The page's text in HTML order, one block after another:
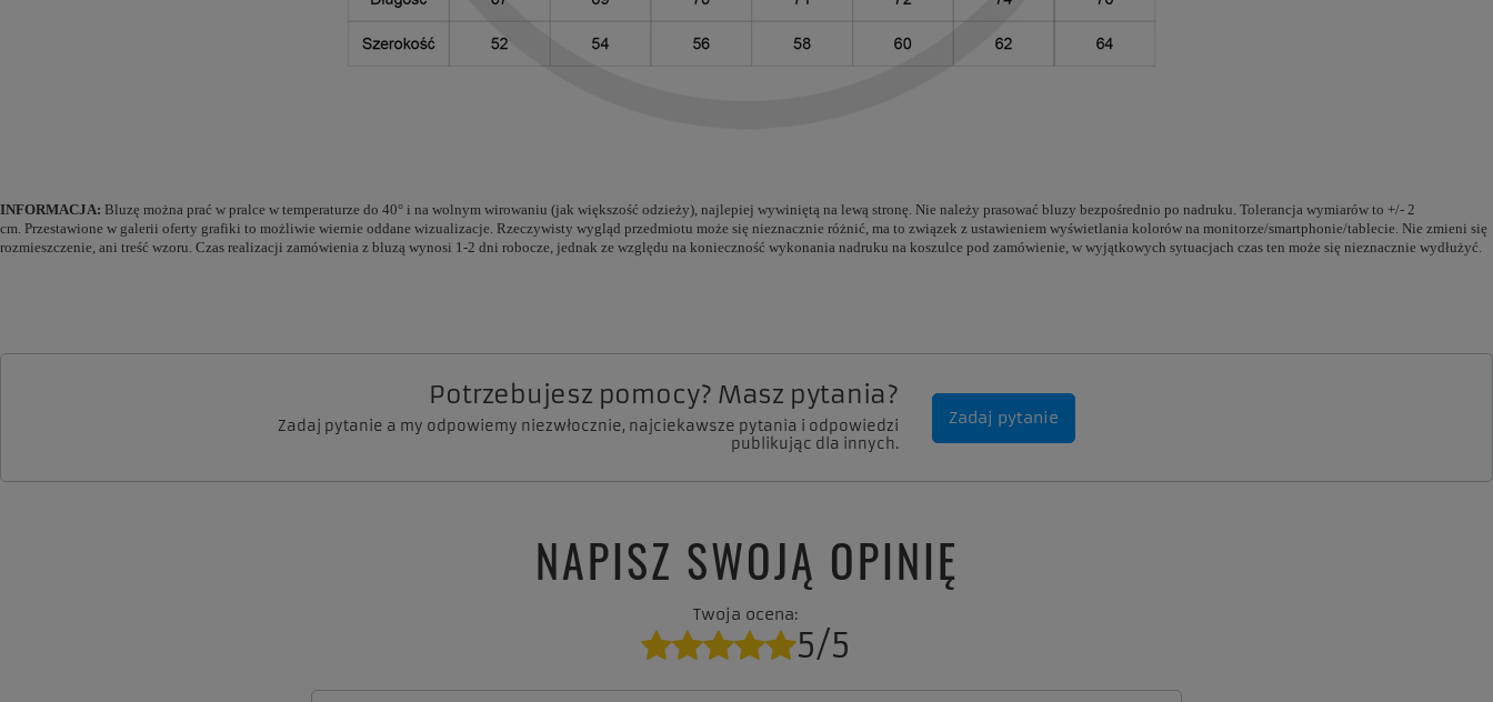
INFORMACJA: Bluzę można prać w pralce w temperaturze do 40° i na wolnym wirowaniu (jak większość odzieży), najlepiej wywiniętą na lewą stronę. Nie należy prasować bluzy bezpośrednio po nadruku. Tolerancja wymiarów to +/- 2
cm. Przestawione w galerii oferty grafiki to możliwie wiernie oddane wizualizacje. Rzeczywisty wygląd przedmiotu może się nieznacznie różnić, ma to związek z ustawieniem wyświetlania kolorów na monitorze/smartphonie/tablecie. Nie zmieni się
rozmieszczenie, ani treść wzoru. Czas realizacji zamówienia z bluzą wynosi 1-2 dni robocze, jednak ze względu na konieczność wykonania nadruku na koszulce pod zamówienie, w wyjątkowych sytuacjach czas ten może się nieznacznie wydłużyć.
Potrzebujesz pomocy? Masz pytania?
Zadaj pytanie a my odpowiemy niezwłocznie, najciekawsze pytania i odpowiedzi
publikując dla innych.
Zadaj pytanie
NAPISZ SWOJĄ OPINIĘ
Twoja ocena:
5/5